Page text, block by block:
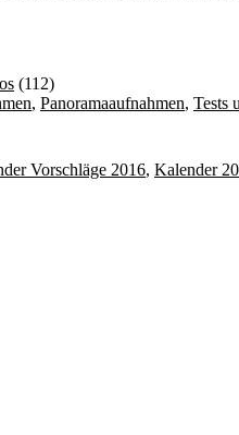
(112)
, Panoramaaufnahmen, Tests
Vorschläge 2016, Kalender